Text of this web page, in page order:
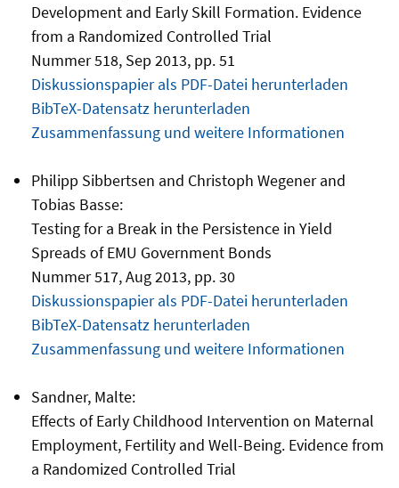
Development and Early Skill Formation. Evidence
from a Randomized Controlled Trial
Nummer 518, Sep 2013, pp. 51
Diskussionspapier als PDF-Datei herunterladen
BibTeX-Datensatz herunterladen
Zusammenfassung und weitere Informationen
Philipp Sibbertsen and Christoph Wegener and
Tobias Basse:
Testing for a Break in the Persistence in Yield
Spreads of EMU Government Bonds
Nummer 517, Aug 2013, pp. 30
Diskussionspapier als PDF-Datei herunterladen
BibTeX-Datensatz herunterladen
Zusammenfassung und weitere Informationen
Sandner, Malte:
Effects of Early Childhood Intervention on Maternal
Employment, Fertility and Well-Being. Evidence from
a Randomized Controlled Trial